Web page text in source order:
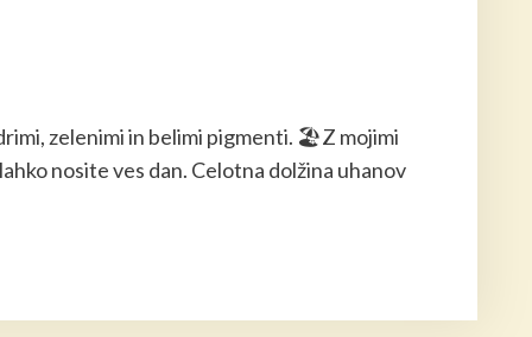
zelenimi in belimi pigmenti. 🏖️Z mojimi
nosite ves dan. Celotna dolžina uhanov